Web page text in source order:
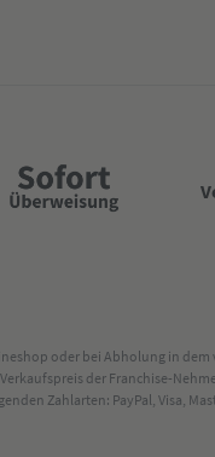
oder bei Abholung in
der Franchise-
Zahlarten: PayPal, Visa,